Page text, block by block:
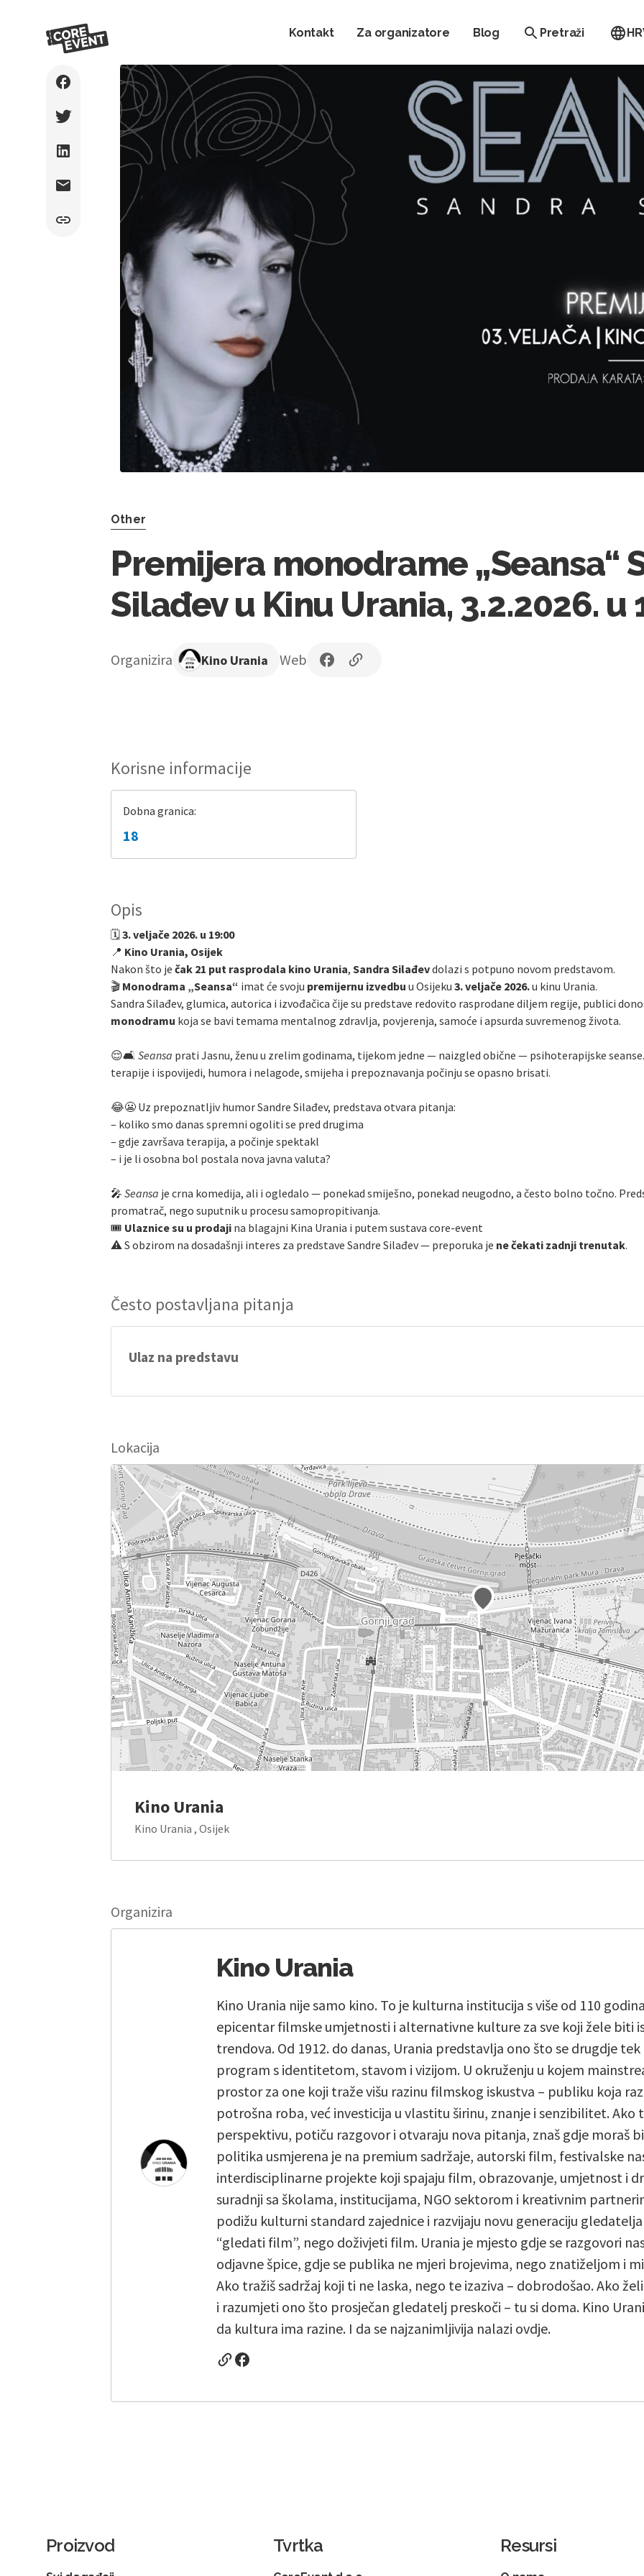
Kontakt Za organizatore Blog Pretraži
Other
Premijera monodrame „Seansa“
Silađev u Kinu Urania, 3.2.2026. u
Organizira Kino Urania Web
Korisne informacije
Dobna granica:
18
Opis
🗓3. veljače 2026. u 19:00
📍 Kino Urania, Osijek
Nakon što je čak 21 put rasprodala kino Urania, Sandra Silađevdolazi s potpuno novom predstavom.
🎬 Monodrama „Seansa“ imat će svoju premijernu izvedbu u Osijeku 3. veljače 2026.u kinu Urania.
Sandra Silađev, glumica, autorica i izvođačica čije su predstave redovito rasprodane diljem regije, publici
monodramu koja se bavi temama mentalnog zdravlja, povjerenja, samoće i apsurda suvremenog života.
😌🛋️ Seansa prati Jasnu, ženu u zrelim godinama, tijekom jedne — naizgled obične — psihoterapijske
terapije i ispovijedi, humora i nelagode, smijeha i prepoznavanja počinju se opasno brisati.
😂😬 Uz prepoznatljiv humor Sandre Silađev, predstava otvara pitanja:
– koliko smo danas spremni ogoliti se pred drugima
– gdje završava terapija, a počinje spektakl
– i je li osobna bol postala nova javna valuta?
🎤 Seansa je crna komedija, ali i ogledalo — ponekad smiješno, ponekad neugodno, a često bolno točno.
promatrač, nego suputnik u procesu samopropitivanja.
🎟️ Ulaznice su u prodaji na blagajni Kina Urania i putem sustava core-event
⚠️ S obzirom na dosadašnji interes za predstave Sandre Silađev — preporuka je ne čekati zadnji trenutak.
Često postavljana pitanja
Ulaz na predstavu
Lokacija
Kino Urania
Kino Urania , Osijek
Organizira
Kino Urania
Kino Urania nije samo kino. To je kulturna institucija s više od 110
epicentar filmske umjetnosti i alternativne kulture za sve koji žele biti
trendova. Od 1912. do danas, Urania predstavlja ono što se drugdje
program s identitetom, stavom i vizijom. U okruženju u kojem
prostor za one koji traže višu razinu filmskog iskustva – publiku koja
potrošna roba, već investicija u vlastitu širinu, znanje i senzibilitet. Ako
perspektivu, potiču razgovor i otvaraju nova pitanja, znaš gdje moraš
politika usmjerena je na premium sadržaje, autorski film, festivalske
interdisciplinarne projekte koji spajaju film, obrazovanje, umjetnost i
suradnji sa školama, institucijama, NGO sektorom i kreativnim
podižu kulturni standard zajednice i razvijaju novu generaciju
“gledati film”, nego doživjeti film. Urania je mjesto gdje se razgovori
odjavne špice, gdje se publika ne mjeri brojevima, nego znatiželjom i
Ako tražiš sadržaj koji ti ne laska, nego te izaziva – dobrodošao. Ako
i razumjeti ono što prosječan gledatelj preskoči – tu si doma. Kino
da kultura ima razine. I da se najzanimljivija nalazi ovdje.
Proizvod Tvrtka Resursi